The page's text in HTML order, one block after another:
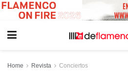
Home Revista Conciertos